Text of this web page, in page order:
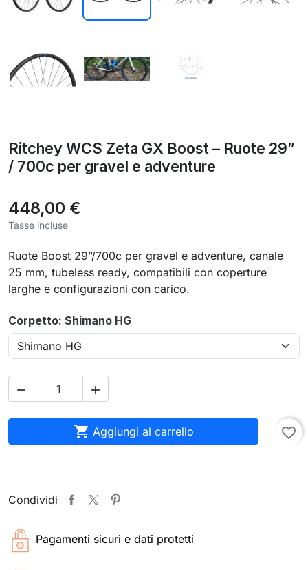
Ritchey WCS Zeta GX Boost – Ruote 29”
/ 700c per gravel e adventure
448,00 €
Tasse incluse
Ruote Boost 29”/700c per gravel e adventure, canale
25 mm, tubeless ready, compatibili con coperture
larghe e configurazioni con carico.
Corpetto: Shimano HG
 
 Aggiungi al carrello favorite_border
Condividi
Pagamenti sicuri e dati protetti